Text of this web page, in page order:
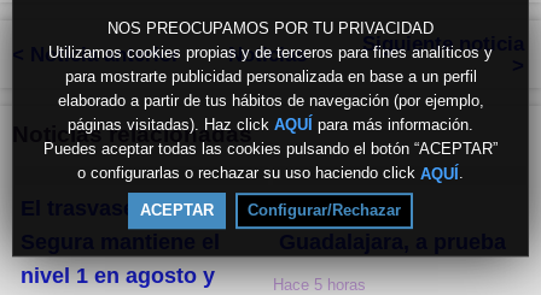
NOS PREOCUPAMOS POR TU PRIVACIDAD
Utilizamos cookies propias y de terceros para fines analíticos y
para mostrarte publicidad personalizada en base a un perfil
elaborado a partir de tus hábitos de navegación (por ejemplo,
páginas visitadas). Haz click AQUÍ para más información.
Puedes aceptar todas las cookies pulsando el botón “ACEPTAR”
o configurarlas o rechazar su uso haciendo click AQUÍ
ACEPTAR Configurar/Rechazar
< Noticia anterior Noticias
Siguiente noticia
Noticias relacionadas
El trasvase Tajo-
nivel 1 en agosto y
EDITORIAL.
Hace 5 horas